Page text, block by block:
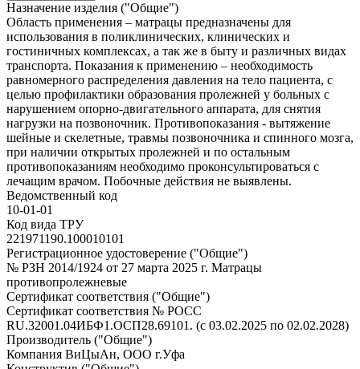
Назначение изделия ("Общие")
Область применения – матрацы предназначены для
использования в поликлинических, клинических и
гостиничных комплексах, а так же в быту и различных видах
транспорта. Показания к применению – необходимость
равномерного распределения давления на тело пациента, с
целью профилактики образования пролежней у больных с
нарушением опорно-двигательного аппарата, для снятия
нагрузки на позвоночник. Противопоказания - вытяжение
шейные и скелетные, травмы позвоночника и спинного мозга,
при наличии открытых пролежней и по остальным
противопоказаниям необходимо проконсультироваться с
лечащим врачом. Побочные действия не выявлены.
Ведомственный код
10-01-01
Код вида ТРУ
221971190.100010101
Регистрационное удостоверение ("Общие")
№ РЗН 2014/1924 от 27 марта 2025 г. Матрацы
противопролежневые
Сертификат соответствия ("Общие")
Сертификат соответствия № РОСС
RU.32001.04ИБФ1.ОСП28.69101. (с 03.02.2025 по 02.02.2028)
Производитель ("Общие")
Компания ВиЦыАн, ООО г.Уфа